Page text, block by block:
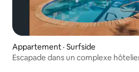
Appartement · Surfside
Escapade dans un complexe